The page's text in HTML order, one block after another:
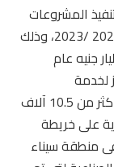
المشروعات
القومية فى سيناء 73.3 مليار جنيه خلال عام 2022 /2023، وذلك
أكثر من 15 ضعفًا مقارنة بـ4.8 مليار جنيه عام
افتتاح 3 مراكز لخدمة
المستثمرين 215.5 مليون جنيه، تقوم بخدمة أكثر من 10.5 آلاف
فرصة استثمارية على خريطة
فرصة صناعية فى منطقة سيناء